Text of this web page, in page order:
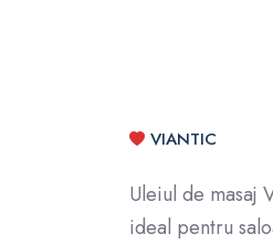
VIANTIC
Uleiul de masaj
ideal pentru